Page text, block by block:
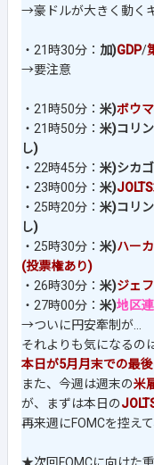
→豪ドルが大きく動く
・21時30分： 加)GDP/
→要注意
・21時50分： 米)ボウ
・21時50分： 米)コリ
し)
・22時45分： 米)シカ
・23時00分： 米)
・25時20分： 米)コリ
し)
・25時30分： 米)ハー
(投票権あり)
・26時30分： 米)ジェ
・27時00分： 米)地区
→ついに円安牽制が...
それよりも気になるの
本日が5月月末での最
また、今週は週末の米
が、まずは本日の
再来週にFOMCを控え